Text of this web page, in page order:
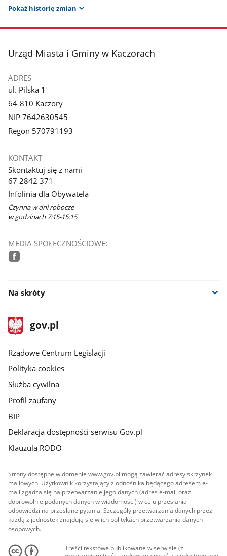
Pokaż historię zmian
stopka
Urząd Miasta i Gminy w Kaczorach
ADRES
ul. Pilska 1
64-810 Kaczory
NIP 7642630545
Regon 570791193
KONTAKT
Skontaktuj się z nami
67 2842 371
Infolinia dla Obywatela
Czynna w dni robocze
w godzinach 7:15-15:15
MEDIA SPOŁECZNOŚCIOWE:
Na skróty
stopka
gov.plStrona
gov.pl
Rządowe Centrum Legislacji
Polityka cookies
Służba cywilna
Profil zaufany
BIP
Deklaracja dostępności serwisu Gov.pl
Klauzula RODO
Strony dostępne w domenie www.gov.pl mogą zawierać adresy skrzynek
mailowych. Użytkownik korzystający z odnośnika będącego adresem e-
mail zgadza się na przetwarzanie jego danych (adres e-mail oraz
dobrowolnie podanych danych w wiadomości) w celu przesłania
odpowiedzi na przesłane pytania. Szczegóły przetwarzania danych przez
każdą z jednostek znajdują się w ich politykach przetwarzania danych
osobowych.
Treści tekstowe publikowane w serwisie (z